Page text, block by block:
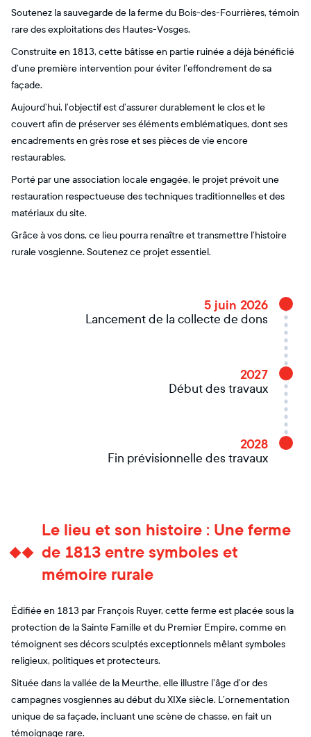
Soutenez la sauvegarde de la ferme du Bois-des-Fourrières, témoin
rare des exploitations des Hautes-Vosges.
Construite en 1813, cette bâtisse en partie ruinée a déjà bénéficié
d’une première intervention pour éviter l’effondrement de sa
façade.
Aujourd’hui, l’objectif est d’assurer durablement le clos et le
couvert afin de préserver ses éléments emblématiques, dont ses
encadrements en grès rose et ses pièces de vie encore
restaurables.
Porté par une association locale engagée, le projet prévoit une
restauration respectueuse des techniques traditionnelles et des
matériaux du site.
Grâce à vos dons, ce lieu pourra renaître et transmettre l’histoire
rurale vosgienne. Soutenez ce projet essentiel.
5 juin 2026
Lancement de la collecte de dons
2027
Début des travaux
2028
Fin prévisionnelle des travaux
Le lieu et son histoire : Une ferme
de 1813 entre symboles et
mémoire rurale
Édifiée en 1813 par François Ruyer, cette ferme est placée sous la
protection de la Sainte Famille et du Premier Empire, comme en
témoignent ses décors sculptés exceptionnels mêlant symboles
religieux, politiques et protecteurs.
Située dans la vallée de la Meurthe, elle illustre l’âge d’or des
campagnes vosgiennes au début du XIXe siècle. L’ornementation
unique de sa façade, incluant une scène de chasse, en fait un
témoignage rare.